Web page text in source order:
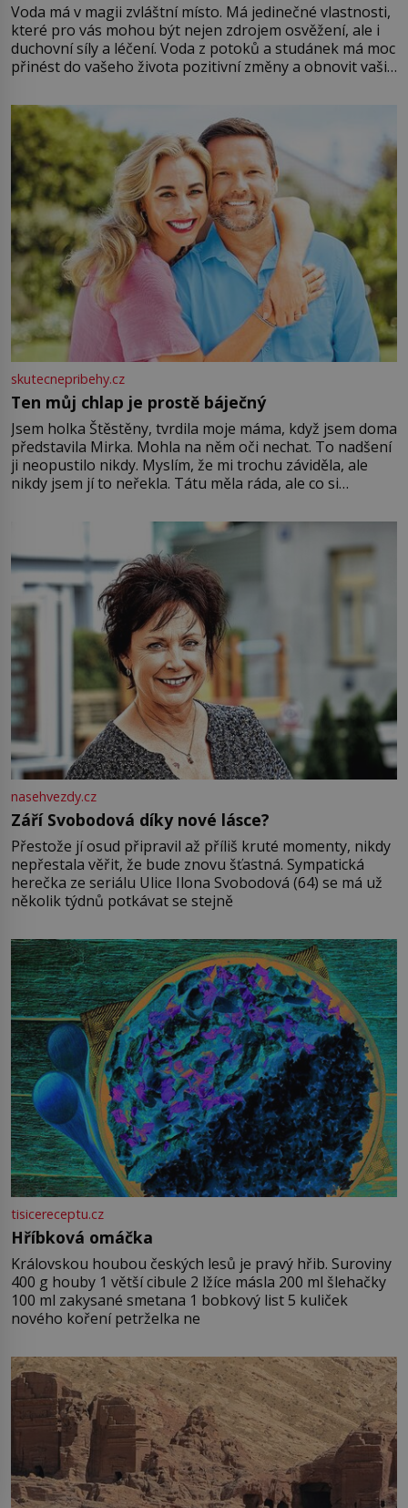
Voda má v magii zvláštní místo. Má jedinečné vlastnosti,
které pro vás mohou být nejen zdrojem osvěžení, ale i
duchovní síly a léčení. Voda z potoků a studánek má moc
přinést do vašeho života pozitivní změny a obnovit vaši
můžete obohatit své rituály a přinést do svého života
větší harmonii a klid. Je důležité
skutecnepribehy.cz
Ten můj chlap je prostě báječný
Jsem holka Štěstěny, tvrdila moje máma, když jsem doma
představila Mirka. Mohla na něm oči nechat. To nadšení
ji neopustilo nikdy. Myslím, že mi trochu záviděla, ale
nikdy jsem jí to neřekla. Tátu měla ráda, ale co si
Jsme spolu moc rádi Tehdy byla jiná doba, když
nasehvezdy.cz
Září Svobodová díky nové lásce?
Přestože jí osud připravil až příliš kruté momenty, nikdy
nepřestala věřit, že bude znovu šťastná. Sympatická
herečka ze seriálu Ulice Ilona Svobodová (64) se má už
několik týdnů potkávat se stejně
tisicereceptu.cz
Hříbková omáčka
Královskou houbou českých lesů je pravý hřib. Suroviny
400 g houby 1 větší cibule 2 lžíce másla 200 ml šlehačky
100 ml zakysané smetana 1 bobkový list 5 kuliček
nového koření petrželka ne